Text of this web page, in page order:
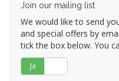
Join our mailing list
We would like to send
and special offers by
tick the box below. You
Ja